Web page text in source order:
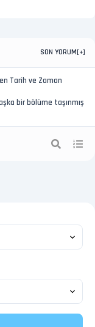
SON YORUM[+]
Tarih ve Zaman
bir bölüme taşınmış